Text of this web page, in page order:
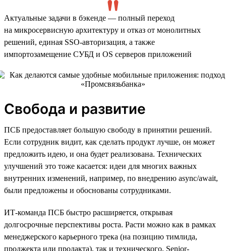
Актуальные задачи в бэкенде — полный переход
на микросервисную архитектуру и отказ от монолитных
решений, единая SSO-авторизация, а также
импортозамещение СУБД и OS серверов приложений
Свобода и развитие
ПСБ предоставляет большую свободу в принятии решений.
Если сотрудник видит, как сделать продукт лучше, он может
предложить идею, и она будет реализована. Технических
улучшений это тоже касается: идеи для многих важных
внутренних изменений, например, по внедрению async/await,
были предложены и обоснованы сотрудниками.
ИТ-команда ПСБ быстро расширяется, открывая
долгосрочные перспективы роста. Расти можно как в рамках
менеджерского карьерного трека (на позицию тимлида,
проджекта или продакта), так и технического. Senior-